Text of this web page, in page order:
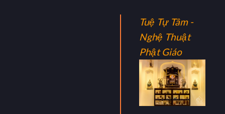
Tuệ Tự Tâm -
Nghệ Thuật
Phật Giáo